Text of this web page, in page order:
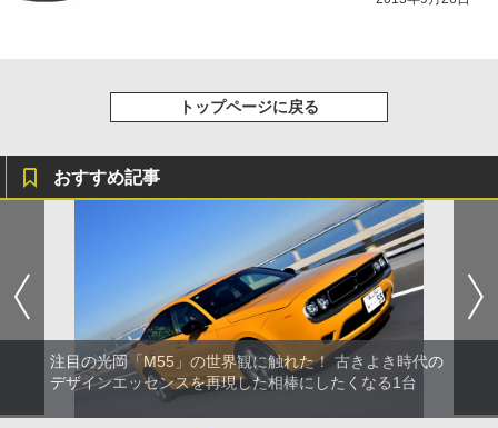
トップページに戻る
おすすめ記事
注目の光岡「M55」の世界観に触れた！ 古きよき時代の
デザインエッセンスを再現した相棒にしたくなる1台